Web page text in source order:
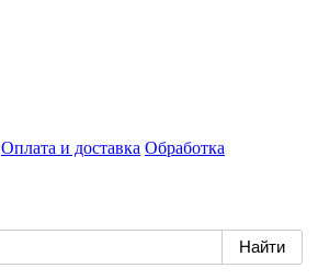
Оплата и доставка Обработка